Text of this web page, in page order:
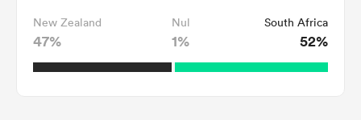
New Zealand
47%
Nul
1%
South Africa
52%